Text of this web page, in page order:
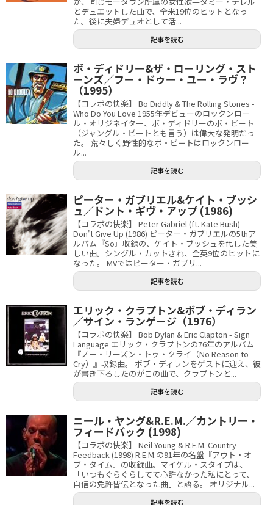
とデュエットした曲で、全米19位のヒットとなっ
た。後に夫婦デュオとして活...
記事を読む
ボ・ディドリー&ザ・ローリング・スト
ーンズ／フー・ドゥー・ユー・ラヴ？
（1995）
【コラボの快楽】 Bo Diddly & The Rolling Stones -
Who Do You Love 1955年デビューのロックンロー
ル・オリジネイター、ボ・ディドリーのボ・ビート
（ジャングル・ビートとも言う）は偉大な発明だっ
た。 荒々しく野性的なボ・ビートはロックンロー
ル...
記事を読む
ピーター・ガブリエル&ケイト・ブッシ
ュ／ドント・ギヴ・アップ (1986)
【コラボの快楽】 Peter Gabriel (ft. Kate Bush)
Don't Give Up (1986) ピーター・ガブリエルの5thア
ルバム『So』収録の、ケイト・ブッシュをft.した美
しい曲。シングル・カットされ、全英9位のヒットに
なった。 MVではピーター・ガブリ...
記事を読む
エリック・クラプトン&ボブ・ディラン
／サイン・ランゲージ（1976）
【コラボの快楽】 Bob Dylan & Eric Clapton - Sign
Language エリック・クラプトンの76年のアルバム
『ノー・リーズン・トゥ・クライ（No Reason to
Cry）』収録曲。 ボブ・ディランをゲストに迎え、彼
が書き下ろしたのがこの曲で、クラプトンと...
記事を読む
ニール・ヤング&R.E.M.／カントリー・
フィードバック (1998)
【コラボの快楽】 Neil Young & R.E.M. Country
Feedback (1998) R.E.M.の91年の名盤『アウト・オ
ブ・タイム』の収録曲。マイケル・スタイプは、
「いつもぐらぐらしてて心許なかった私にとって、
自信の免許皆伝となった曲」と語る。 オリジナル...
記事を読む